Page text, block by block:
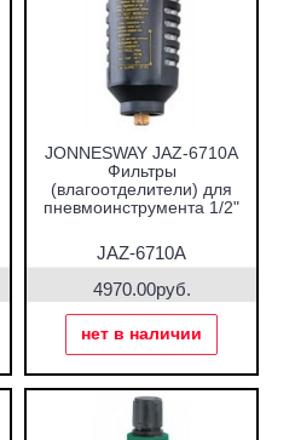
JONNESWAY JAZ-6710A
Фильтры
(влагоотделители) для
пневмоинструмента 1/2"
JAZ-6710A
4970.00руб.
нет в наличии